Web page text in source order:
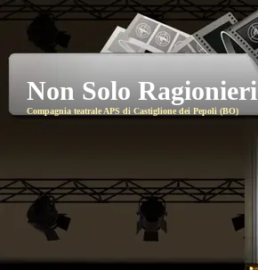
Non Solo Ragionieri
Compagnia teatrale APS di Castiglione dei Pepoli (BO)